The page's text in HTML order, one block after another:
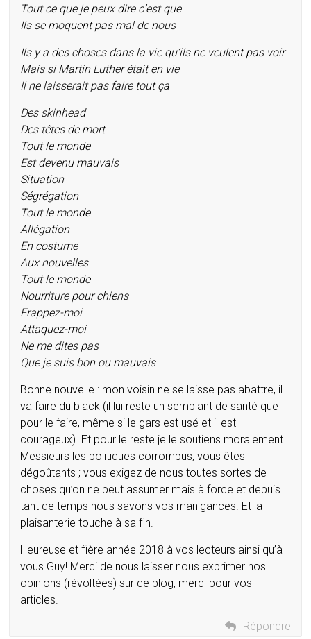
Tout ce que je peux dire c’est que
Ils se moquent pas mal de nous
Ils y a des choses dans la vie qu’ils ne veulent pas voir
Mais si Martin Luther était en vie
Il ne laisserait pas faire tout ça
Des skinhead
Des têtes de mort
Tout le monde
Est devenu mauvais
Situation
Ségrégation
Tout le monde
Allégation
En costume
Aux nouvelles
Tout le monde
Nourriture pour chiens
Frappez-moi
Attaquez-moi
Ne me dites pas
Que je suis bon ou mauvais
Bonne nouvelle : mon voisin ne se laisse pas abattre, il
va faire du black (il lui reste un semblant de santé que
pour le faire, même si le gars est usé et il est
courageux). Et pour le reste je le soutiens moralement.
Messieurs les politiques corrompus, vous êtes
dégoûtants ; vous exigez de nous toutes sortes de
choses qu’on ne peut assumer mais à force et depuis
tant de temps nous savons vos manigances. Et la
plaisanterie touche à sa fin.
Heureuse et fière année 2018 à vos lecteurs ainsi qu’à
vous Guy! Merci de nous laisser nous exprimer nos
opinions (révoltées) sur ce blog, merci pour vos
articles.
Répondre